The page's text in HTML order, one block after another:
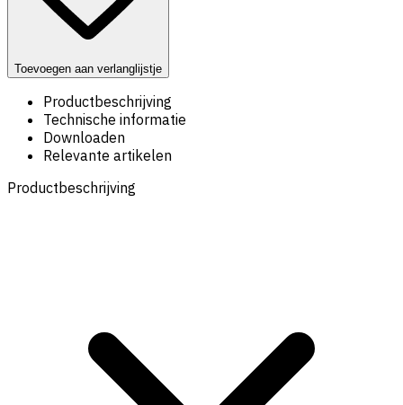
Toevoegen aan verlanglijstje
Productbeschrijving
Technische informatie
Downloaden
Relevante artikelen
Productbeschrijving